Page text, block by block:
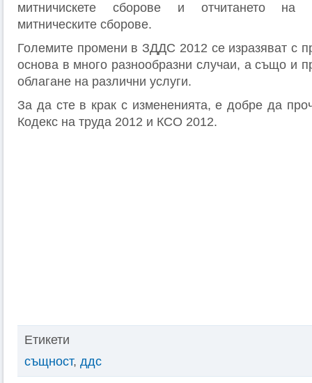
митничискете сборове и отчитането на
митническите сборове.
Големите промени в ЗДДС 2012 се изразяват с
основа в много разнообразни случаи, а също и
облагане на различни услуги.
За да сте в крак с измененията, е добре да
Кодекс на труда 2012 и КСО 2012.
Етикети
същност, ддс